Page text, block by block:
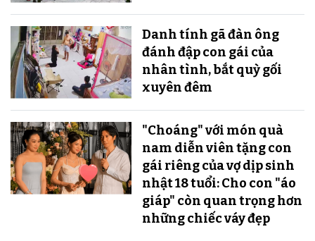
Danh tính gã đàn ông
đánh đập con gái của
nhân tình, bắt quỳ gối
xuyên đêm
"Choáng" với món quà
nam diễn viên tặng con
gái riêng của vợ dịp sinh
nhật 18 tuổi: Cho con "áo
giáp" còn quan trọng hơn
những chiếc váy đẹp